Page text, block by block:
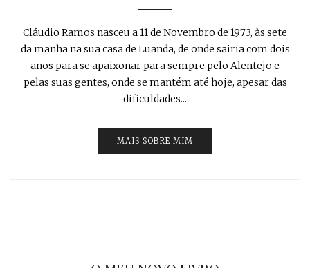
Cláudio Ramos nasceu a 11 de Novembro de 1973, às sete
da manhã na sua casa de Luanda, de onde sairia com dois
anos para se apaixonar para sempre pelo Alentejo e
pelas suas gentes, onde se mantém até hoje, apesar das
dificuldades...
MAIS SOBRE MIM